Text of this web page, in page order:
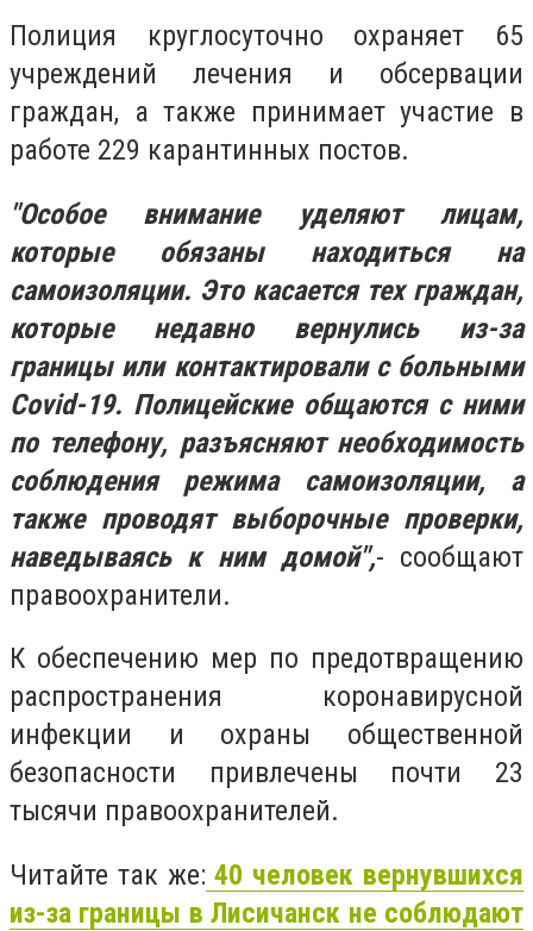
Полиция круглосуточно охраняет 65
учреждений лечения и обсервации
граждан, а также принимает участие в
работе 229 карантинных постов.
"Особое внимание уделяют лицам,
которые обязаны находиться на
самоизоляции. Это касается тех граждан,
которые недавно вернулись из-за
границы или контактировали с больными
Covid-19. Полицейские общаются с ними
по телефону, разъясняют необходимость
соблюдения режима самоизоляции, а
также проводят выборочные проверки,
наведываясь к ним домой",- сообщают
правоохранители.
К обеспечению мер по предотвращению
распространения коронавирусной
инфекции и охраны общественной
безопасности привлечены почти 23
тысячи правоохранителей.
Читайте так же: 40 человек вернувшихся
из-за границы в Лисичанск не соблюдают